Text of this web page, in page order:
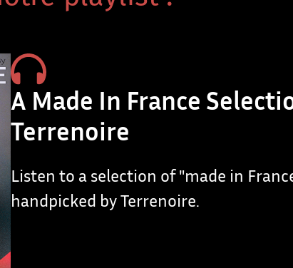
A Made In France
Terrenoire
Listen to a selection of "made in
handpicked by Terrenoire.